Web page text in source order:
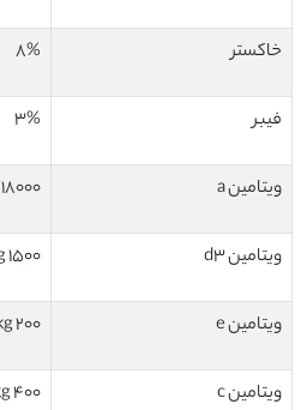
خاکستر 8%
فیبر 3%
ویتامین a 18000 iu/kg
ویتامین d3 1500 iu/kg
ویتامین e 200 mg/kg
ویتامین c 400 mg/kg